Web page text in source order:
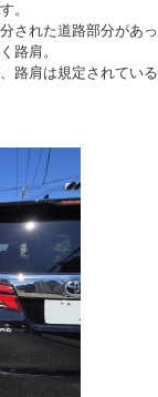
。
された道路部分があ
路肩。
路肩は規定されてい